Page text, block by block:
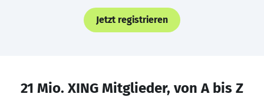
Jetzt registrieren
21 Mio. XING Mitglieder, von A bis Z